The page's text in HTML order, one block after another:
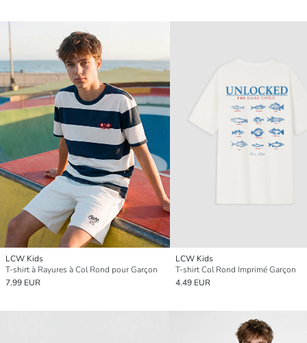
LCW Kids
T-shirt à Rayures à Col Rond pour Garçon
7.99 EUR
LCW Kids
T-shirt Col Rond Imprimé Garçon
4.49 EUR